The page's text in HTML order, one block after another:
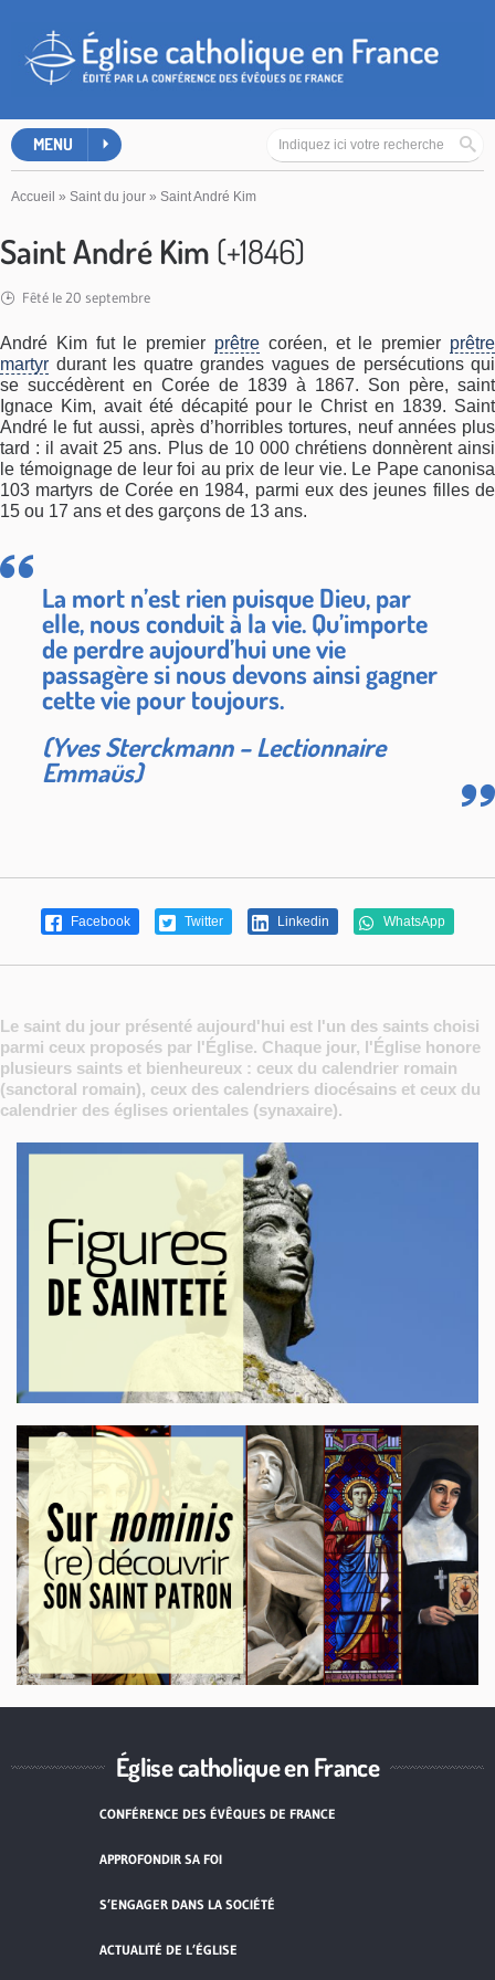
MENU
Accueil » Saint du jour » Saint André Kim
Saint André Kim (+1846)
Fêté le 20 septembre
André Kim fut le premier prêtre coréen, et le premier prêtre
martyr durant les quatre grandes vagues de persécutions qui
se succédèrent en Corée de 1839 à 1867. Son père, saint
Ignace Kim, avait été décapité pour le Christ en 1839. Saint
André le fut aussi, après d’horribles tortures, neuf années plus
tard : il avait 25 ans. Plus de 10 000 chrétiens donnèrent ainsi
le témoignage de leur foi au prix de leur vie. Le Pape canonisa
103 martyrs de Corée en 1984, parmi eux des jeunes filles de
15 ou 17 ans et des garçons de 13 ans.
La mort n’est rien puisque Dieu, par
elle, nous conduit à la vie. Qu’importe
de perdre aujourd’hui une vie
passagère si nous devons ainsi gagner
cette vie pour toujours.
(Yves Sterckmann – Lectionnaire
Emmaüs)
Facebook Twitter Linkedin WhatsApp
Le saint du jour présenté aujourd'hui est l'un des saints choisi
parmi ceux proposés par l'Église. Chaque jour, l'Église honore
plusieurs saints et bienheureux : ceux du calendrier romain
(sanctoral romain), ceux des calendriers diocésains et ceux du
calendrier des églises orientales (synaxaire).
Église catholique en France
CONFÉRENCE DES ÉVÊQUES DE FRANCE
APPROFONDIR SA FOI
S’ENGAGER DANS LA SOCIÉTÉ
ACTUALITÉ DE L’ÉGLISE